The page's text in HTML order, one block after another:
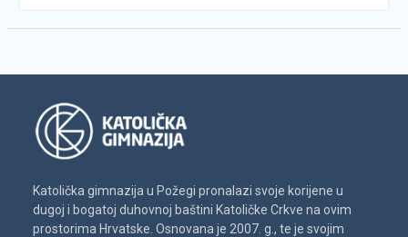
Katolička gimnazija u Požegi pronalazi svoje korijene u
dugoj i bogatoj duhovnoj baštini Katoličke Crkve na ovim
prostorima Hrvatske. Osnovana je 2007. g., te je svojim